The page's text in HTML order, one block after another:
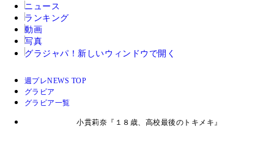
ニュース
ランキング
動画
写真
グラジャパ！ 新しいウィンドウで開く
週プレNEWS TOP
グラビア
グラビア一覧
小貫莉奈『１８歳、高校最後のトキメキ』